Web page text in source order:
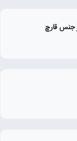
جنس قارچ